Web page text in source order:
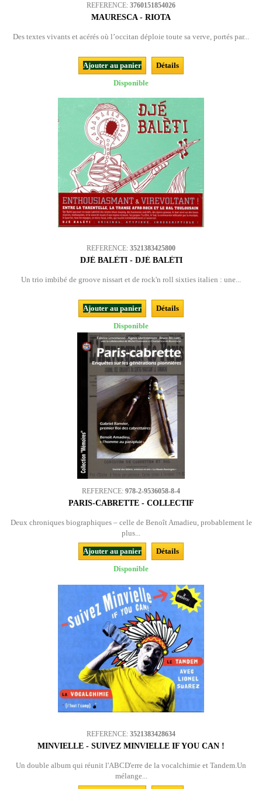
REFERENCE: 3760151854026
MAURESCA - RIOTA
Des textes vivants et acérés où l’occitan déploie toute sa verve, portés par...
Ajouter au panier
Détails
Disponible
REFERENCE: 3521383425800
DJÉ BALÈTI - DJÉ BALÈTI
Un trio imbibé de groove nissart et de rock'n roll sixties italien : une...
Ajouter au panier
Détails
Disponible
REFERENCE: 978-2-9536058-8-4
PARIS-CABRETTE - COLLECTIF
Deux chroniques biographiques – celle de Benoît Amadieu, probablement le
plus...
Ajouter au panier
Détails
Disponible
REFERENCE: 3521383428634
MINVIELLE - SUIVEZ MINVIELLE IF YOU CAN !
Un double album qui réunit l'ABCD'erre de la vocalchimie et Tandem.Un
mélange...